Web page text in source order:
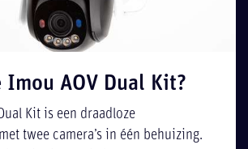
Imou AOV Dual Kit?
Kit is een draadloze
twee camera’s in één behuizing.